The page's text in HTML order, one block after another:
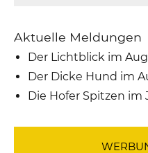
Aktuelle Meldungen
Der Lichtblick im
Der Dicke Hund im
Die Hofer Spitzen im